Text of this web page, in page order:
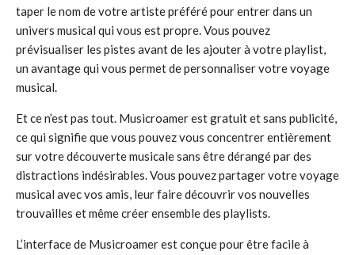
taper le nom de votre artiste préféré pour entrer dans un
univers musical qui vous est propre. Vous pouvez
prévisualiser les pistes avant de les ajouter à votre playlist,
un avantage qui vous permet de personnaliser votre voyage
musical.
Et ce n’est pas tout. Musicroamer est gratuit et sans publicité,
ce qui signifie que vous pouvez vous concentrer entièrement
sur votre découverte musicale sans être dérangé par des
distractions indésirables. Vous pouvez partager votre voyage
musical avec vos amis, leur faire découvrir vos nouvelles
trouvailles et même créer ensemble des playlists.
L’interface de Musicroamer est conçue pour être facile à